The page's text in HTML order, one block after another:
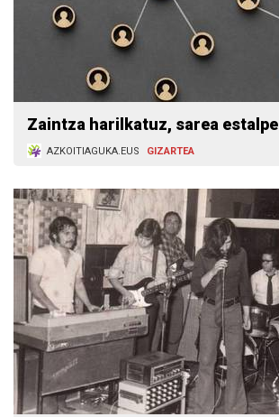
Zaintza harilkatuz, sarea estalpe
AZKOITIAGUKA.EUS GIZARTEA